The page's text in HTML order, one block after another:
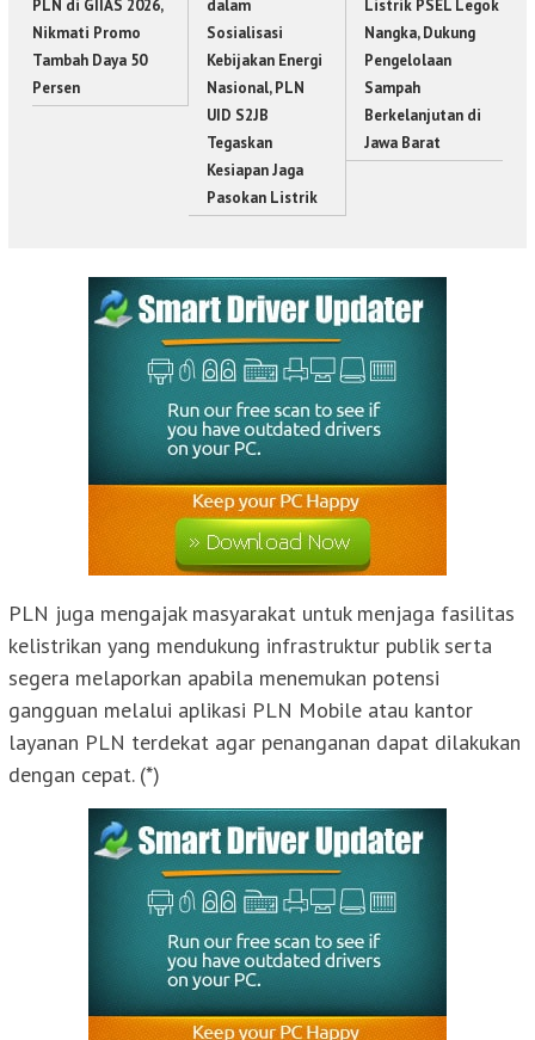
PLN di GIIAS 2026,
Nikmati Promo
Tambah Daya 50
Persen
dalam
Sosialisasi
Kebijakan Energi
Nasional, PLN
UID S2JB
Tegaskan
Kesiapan Jaga
Pasokan Listrik
Listrik PSEL Legok
Nangka, Dukung
Pengelolaan
Sampah
Berkelanjutan di
Jawa Barat
PLN juga mengajak masyarakat untuk menjaga fasilitas
kelistrikan yang mendukung infrastruktur publik serta
segera melaporkan apabila menemukan potensi
gangguan melalui aplikasi PLN Mobile atau kantor
layanan PLN terdekat agar penanganan dapat dilakukan
dengan cepat. (*)